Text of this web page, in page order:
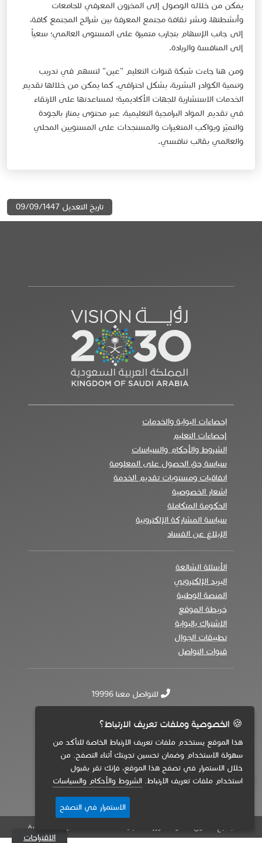
يمكن من خلاله الوصول إلى المخزون المعرفي للجامعات
وأنشطتها، ونشر ثقافة مجتمع المعرفة بين شرائح المجتمع كافة،
إلى جانب الإسهام بتجارب متميزة على المستوى العالمي؛ سعياً
إلى المنافسة والريادة.
ومن هنا جاءت شبكة قنوات التعليم "عين" لتسهم في تدريب
وتنمية الكوادر البشرية، بشكل احترافي، كما يمكن من خلالها تقديم
الخدمات الاستشارية للجهات الأكاديمية؛ لمساعدتها على الارتقاء
في تقديم المواد البرامجية التعليمية، عبر محتوى يمتاز بالجودة
والتميّز ويواكب المتغيرات والمستجدات على المستويين المحلي
والعالمي بقالب تنافسي.
تاريخ التعديل 09/09/1447
احصاءات البوابة والخدمات
إحصاءات التعليم
الشروط والأحكام والسياسات
سياسة حق الحصول على المعلومة
اتفاقيات ومستويات تقديم الخدمة
اشعار الخصوصية
الحكومة المتكاملة
سياسة المشاركة الإلكترونية
الإبلاغ عن الفساد
الأسئلة الشائعة
البريد الإلكتروني
المنصة الوطنية
خريطة الموقع
الاشتراك بالبوابة
تطبيقات الجوال
قنوات التواصل
للتواصل معنا 19996
💬
الاقتراحات
🍪 الخصوصية وملفات تعريف الارتباط؟
هذا الموقع يستخدم ملفات تعريف الارتباط الخاصة للتأكد من
سهولة الاستخدام وضمان تحسين تجربتك أثناء التصفح. من
خلال الاستمرار في تصفح هذا الموقع، فإنك تقر بقبول
استخدام ملفات تعريف الارتباط. الشروط والأحكام والسياسات
الاستمرار في التصفح